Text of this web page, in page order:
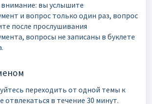
вы услышите
и вопрос только один раз, вопрос
после прослушивания
вопросы не записаны в буклете
переходить от одной темы к
отвлекаться в течение 30 минут.